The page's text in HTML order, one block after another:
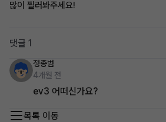
많이 찔러봐주세요!
댓글 1
정종범
4개월 전
ev3 어떠신가요?
목록 이동